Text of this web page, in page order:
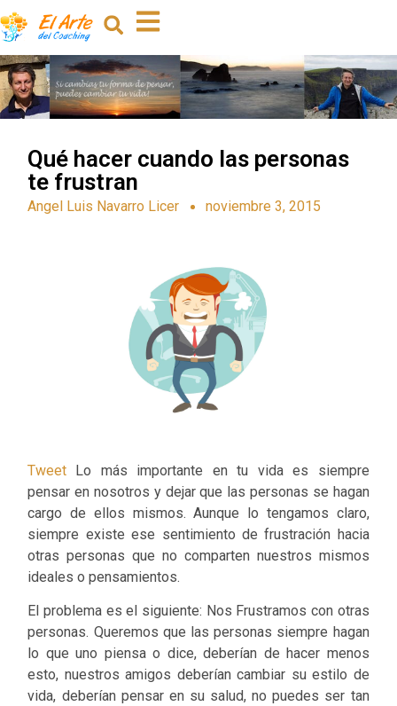
Qué hacer cuando las personas
te frustran
Angel Luis Navarro Licer noviembre 3, 2015
Tweet Lo más importante en tu vida es siempre
pensar en nosotros y dejar que las personas se hagan
cargo de ellos mismos. Aunque lo tengamos claro,
siempre existe ese sentimiento de frustración hacia
otras personas que no comparten nuestros mismos
ideales o pensamientos.
El problema es el siguiente: Nos Frustramos con otras
personas. Queremos que las personas siempre hagan
lo que uno piensa o dice, deberían de hacer menos
esto, nuestros amigos deberían cambiar su estilo de
vida, deberían pensar en su salud, no puedes ser tan